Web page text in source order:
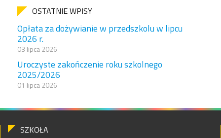
OSTATNIE WPISY
Opłata za dożywianie w przedszkolu w lipcu
2026 r.
03 lipca 2026
Uroczyste zakończenie roku szkolnego
2025/2026
01 lipca 2026
SZKOŁA